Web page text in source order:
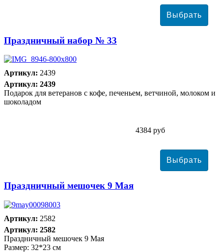
Праздничный набор № 33
Артикул: 2439
Артикул: 2439
Подарок для ветеранов с кофе, печеньем, ветчиной, молоком и
шоколадом
4384 руб
Праздничный мешочек 9 Мая
Артикул: 2582
Артикул: 2582
Праздничный мешочек 9 Мая
Размер: 32*23 см